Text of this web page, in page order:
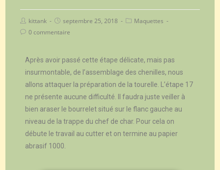
kittank septembre 25, 2018
Maquettes
0 commentaire
Après avoir passé cette étape délicate, mais pas
insurmontable, de l’assemblage des chenilles, nous
allons attaquer la préparation de la tourelle. L’étape 17
ne présente aucune difficulté. Il faudra juste veiller à
bien araser le bourrelet situé sur le flanc gauche au
niveau de la trappe du chef de char. Pour cela on
débute le travail au cutter et on termine au papier
abrasif 1000.